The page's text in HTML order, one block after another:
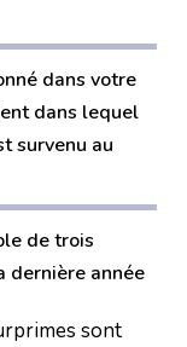
dans votre
dans lequel
survenu au
de trois
dernière année
sont